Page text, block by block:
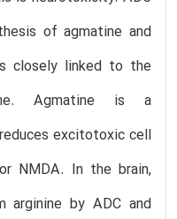
of agmatine and
closely linked to the
Agmatine is a
excitotoxic cell
NMDA. In the brain,
arginine by ADC and